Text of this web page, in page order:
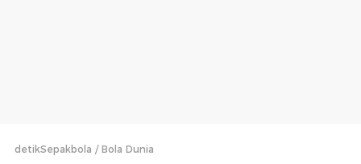
detikSepakbola Bola Dunia